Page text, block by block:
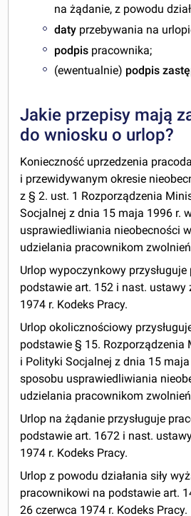
na żądanie, z powodu
daty przebywania na
podpis pracownika;
(ewentualnie) podpis
Jakie przepisy mają
do wniosku o urlop?
Konieczność uprzedzenia
i przewidywanym okresie
z § 2. ust. 1 Rozporządzenia
Socjalnej z dnia 15 maja 1996 r.
usprawiedliwiania nieobecności
udzielania pracownikom
Urlop wypoczynkowy
podstawie art. 152 i nast. ustawy
1974 r. Kodeks Pracy.
Urlop okolicznościowy
podstawie § 15. Rozporządzenia
i Polityki Socjalnej z dnia 15
sposobu usprawiedliwiania
udzielania pracownikom
Urlop na żądanie przysługuje
podstawie art. 1672 i nast.
1974 r. Kodeks Pracy.
Urlop z powodu działania siły
pracownikowi na podstawie art.
26 czerwca 1974 r. Kodeks Pracy.